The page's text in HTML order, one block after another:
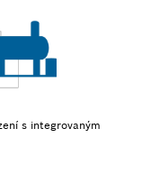
s integrovaným